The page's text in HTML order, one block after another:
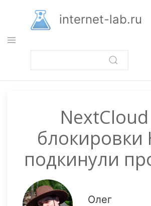
основному
содержанию
internet-lab.ru
блокировки
подкинули
Олег